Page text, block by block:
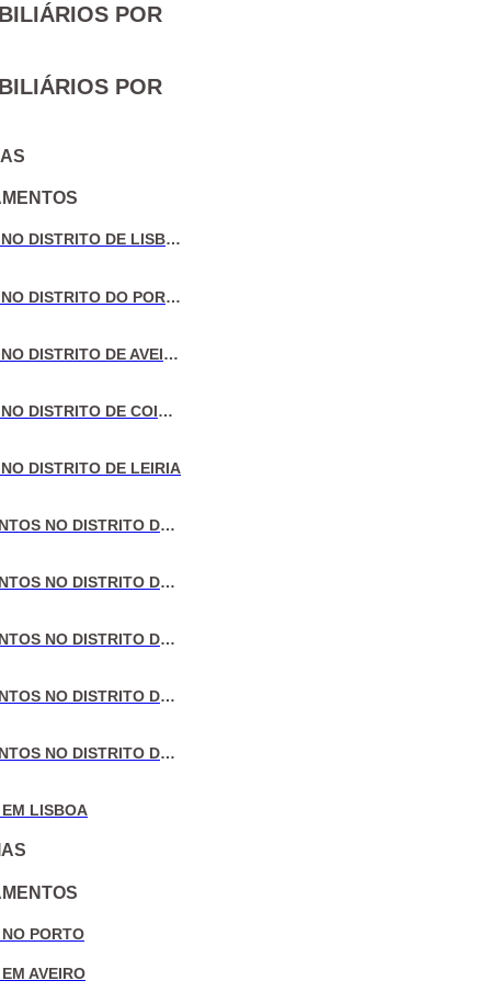
POR
POR
VENDA DE MORADIAS NO DISTRITO DE LISBOA
VENDA DE MORADIAS NO DISTRITO DO PORTO
VENDA DE MORADIAS NO DISTRITO DE AVEIRO
VENDA DE MORADIAS NO DISTRITO DE COIMBRA
DISTRITO DE LEIRIA
VENDA DE APARTAMENTOS NO DISTRITO DE LISBOA
VENDA DE APARTAMENTOS NO DISTRITO DO PORTO
VENDA DE APARTAMENTOS NO DISTRITO DE AVEIRO
VENDA DE APARTAMENTOS NO DISTRITO DE COIMBRA
VENDA DE APARTAMENTOS NO DISTRITO DE LEIRIA
LISBOA
PORTO
AVEIRO